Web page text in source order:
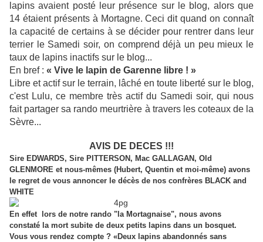
lapins avaient posté leur présence sur le blog, alors que
14 étaient présents à Mortagne. Ceci dit quand on connaît
la capacité de certains à se décider pour rentrer dans leur
terrier le Samedi soir, on comprend déjà un peu mieux le
taux de lapins inactifs sur le blog...
En bref : « Vive le lapin de Garenne libre ! »
Libre et actif sur le terrain, lâché en toute liberté sur le blog,
c'est Lulu, ce membre très actif du Samedi soir, qui nous
fait partager sa rando meurtrière à travers les coteaux de la
Sèvre...
AVIS DE DECES !!!
Sire EDWARDS, Sire PITTERSON, Mac GALLAGAN, Old
GLENMORE et nous-mêmes (Hubert, Quentin et moi-même) avons
le regret de vous annoncer le décès de nos confrères BLACK and
WHITE
En effet lors de notre rando "la Mortagnaise", nous avons
constaté la mort subite de deux petits lapins dans un bosquet.
Vous vous rendez compte ? «Deux lapins abandonnés sans